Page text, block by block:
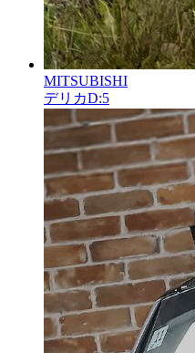
MITSUBISHI
デリカD:5